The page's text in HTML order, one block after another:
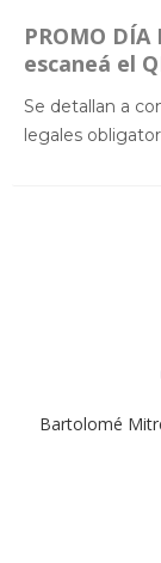
PROMO
escaneá el
Se detallan a
legales
Bartolomé